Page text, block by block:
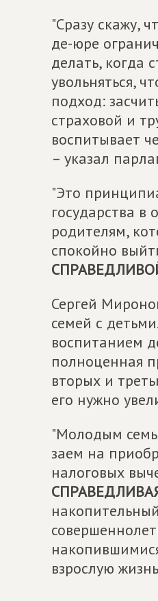
"Сразу скажу,
де-юре
делать, когда
увольняться,
подход:
страховой и
воспитывает
– указал
"Это
государства в
родителям,
спокойно
Сергей
семей с
воспитанием
полноценная
вторых и
его нужно
"Молодым
заем на
налоговых
взрослую